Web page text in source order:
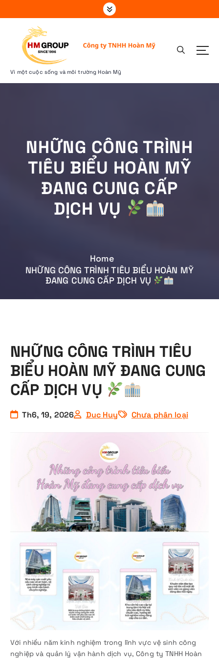
k
o
Vì một cuộc sống và môi trường Hoàn Mỹ
NHỮNG CÔNG TRÌNH
TIÊU BIỂU HOÀN MỸ
ĐANG CUNG CẤP
DỊCH VỤ
Home
NHỮNG CÔNG TRÌNH TIÊU BIỂU HOÀN MỸ
ĐANG CUNG CẤP DỊCH VỤ
NHỮNG CÔNG TRÌNH TIÊU
BIỂU HOÀN MỸ ĐANG CUNG
CẤP DỊCH VỤ
Th6, 19, 2026 Duc Huy Chưa phân loại
Với nhiều năm kinh nghiệm trong lĩnh vực vệ sinh công
nghiệp và quản lý vận hành dịch vụ, Công ty TNHH Hoàn